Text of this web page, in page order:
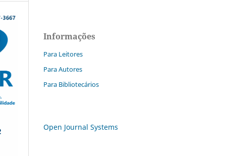
Informações
Para Leitores
Para Autores
Para Bibliotecários
Open Journal Systems